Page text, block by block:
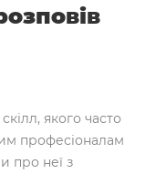
якого часто
професіоналам
про неї з